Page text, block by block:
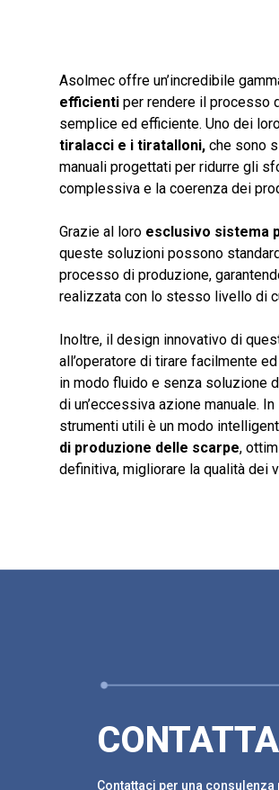
Asolmec offre un’incredibile
efficienti per rendere il processo
semplice ed efficiente. Uno dei
tiralacci e i tiratalloni, che sono
manuali progettati per ridurre gli
complessiva e la coerenza dei
Grazie al loro esclusivo sistema
queste soluzioni possono
processo di produzione,
realizzata con lo stesso livello di
Inoltre, il design innovativo di
all’operatore di tirare facilmente
in modo fluido e senza soluzione
di un’eccessiva azione manuale.
strumenti utili è un modo
di produzione delle scarpe,
definitiva, migliorare la qualità dei
Contattaci per una